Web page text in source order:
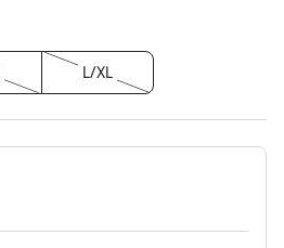
L/XL